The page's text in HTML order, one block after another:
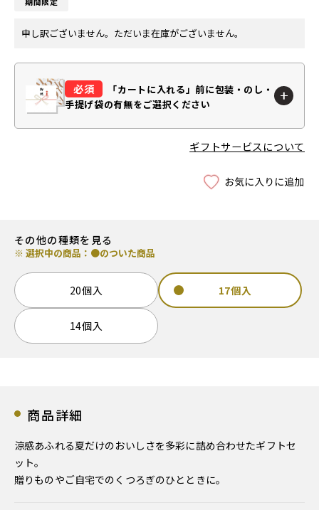
申し訳ございません。ただいま在庫がございません。
「カートに入れる」前に包装・のし・
手提げ袋の有無をご選択ください
ギフトサービスについて
その他の種類を見る
※ 選択中の商品：●のついた商品
20個入 17個入
14個入
商品詳細
涼感あふれる夏だけのおいしさを多彩に詰め合わせたギフトセ
ット。
贈りものやご自宅でのくつろぎのひとときに。